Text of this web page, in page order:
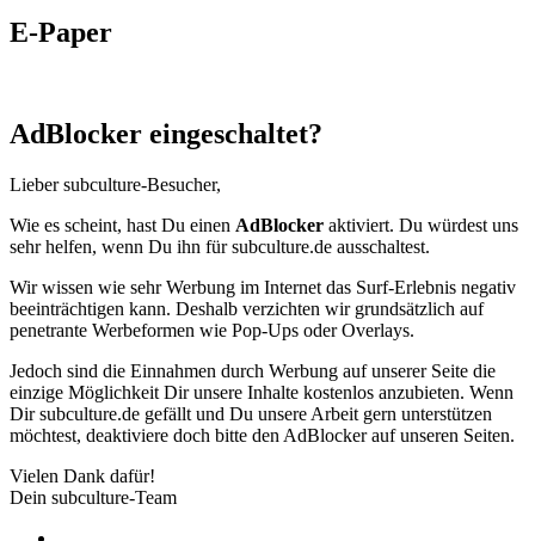
E-Paper
AdBlocker eingeschaltet?
Lieber subculture-Besucher,
Wie es scheint, hast Du einen AdBlocker aktiviert. Du würdest uns
sehr helfen, wenn Du ihn für subculture.de ausschaltest.
Wir wissen wie sehr Werbung im Internet das Surf-Erlebnis negativ
beeinträchtigen kann. Deshalb verzichten wir grundsätzlich auf
penetrante Werbeformen wie Pop-Ups oder Overlays.
Jedoch sind die Einnahmen durch Werbung auf unserer Seite die
einzige Möglichkeit Dir unsere Inhalte kostenlos anzubieten. Wenn
Dir subculture.de gefällt und Du unsere Arbeit gern unterstützen
möchtest, deaktiviere doch bitte den AdBlocker auf unseren Seiten.
Vielen Dank dafür!
Dein subculture-Team